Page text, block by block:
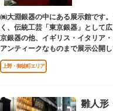
㈱大淵銀器の中にある展示館です
く、伝統工芸「東京銀器」として
京銀器の他、イギリス・イタリア
アンティークなものまで展示公開し
上野・御徒町エリア
雛人形